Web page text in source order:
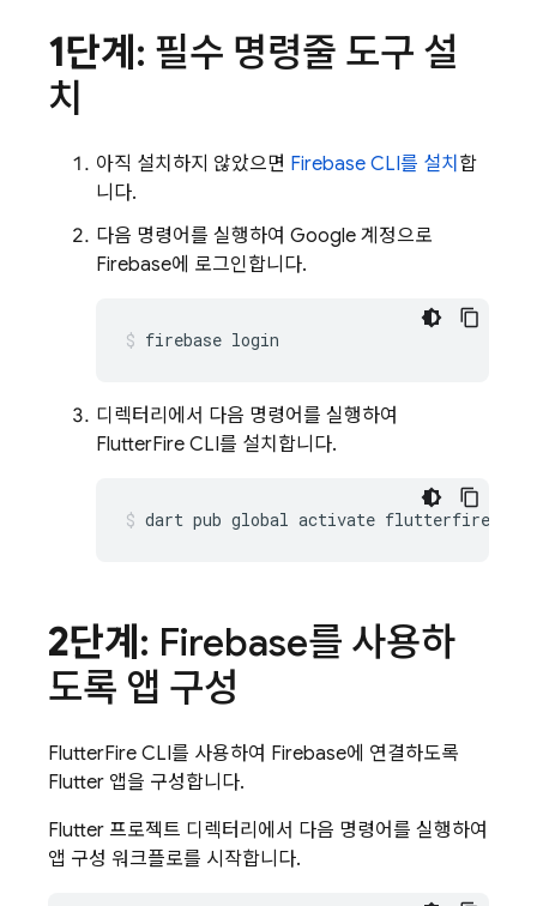
1단계 : 필수 명령줄 도구 설
치
아직 설치하지 않았으면 Firebase CLI를 설치 합
니다.
다음 명령어를 실행하여 Google 계정으로
Firebase에 로그인합니다.
firebase
디렉터리에서 다음 명령어를 실행하여
FlutterFire CLI를 설치합니다.
dart pub global activate
2단계 : Firebase를 사용하
도록 앱 구성
FlutterFire CLI를 사용하여 Firebase에 연결하도록
Flutter 앱을 구성합니다.
Flutter 프로젝트 디렉터리에서 다음 명령어를 실행하여
앱 구성 워크플로를 시작합니다.